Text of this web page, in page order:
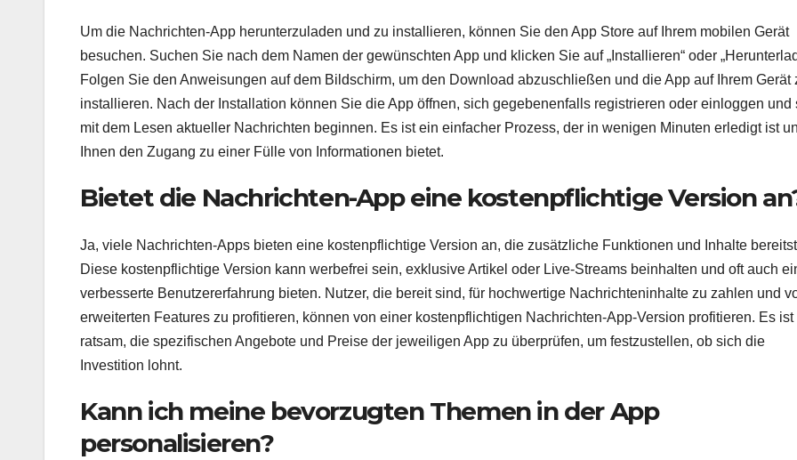
Um die Nachrichten-App herunterzuladen und zu installieren, können Sie den App Store auf Ihrem mobilen Gerät
besuchen. Suchen Sie nach dem Namen der gewünschten App und klicken Sie auf „Installieren“ oder
Folgen Sie den Anweisungen auf dem Bildschirm, um den Download abzuschließen und die App auf Ihrem Gerät
installieren. Nach der Installation können Sie die App öffnen, sich gegebenenfalls registrieren oder einloggen und
mit dem Lesen aktueller Nachrichten beginnen. Es ist ein einfacher Prozess, der in wenigen Minuten erledigt ist
Ihnen den Zugang zu einer Fülle von Informationen bietet.
Bietet die Nachrichten-App eine kostenpflichtige Version
Ja, viele Nachrichten-Apps bieten eine kostenpflichtige Version an, die zusätzliche Funktionen und Inhalte
Diese kostenpflichtige Version kann werbefrei sein, exklusive Artikel oder Live-Streams beinhalten und oft auch
verbesserte Benutzererfahrung bieten. Nutzer, die bereit sind, für hochwertige Nachrichteninhalte zu zahlen und
erweiterten Features zu profitieren, können von einer kostenpflichtigen Nachrichten-App-Version profitieren. Es ist
ratsam, die spezifischen Angebote und Preise der jeweiligen App zu überprüfen, um festzustellen, ob sich die
Investition lohnt.
Kann ich meine bevorzugten Themen in der App
personalisieren?